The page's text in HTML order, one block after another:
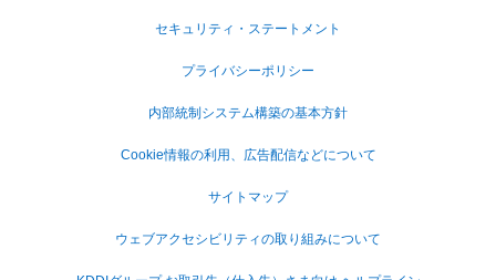
セキュリティ・ステートメント
プライバシーポリシー
内部統制システム構築の基本方針
Cookie情報の利用、広告配信などについて
サイトマップ
ウェブアクセシビリティの取り組みについて